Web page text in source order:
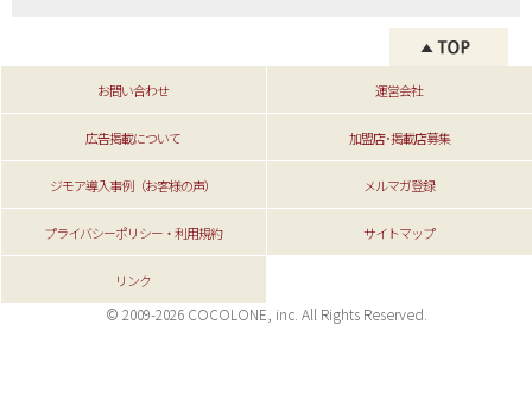
お問い合わせ 運営会社
広告掲載について 加盟店･掲載店募集
ジモア導入事例（お客様の声） メルマガ登録
プライバシーポリシー・利用規約 サイトマップ
リンク
© 2009-2026 COCOLONE, inc. All Rights Reserved.